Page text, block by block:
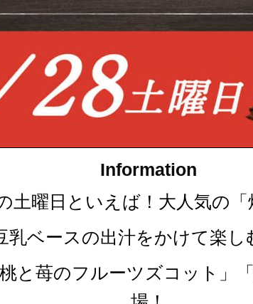
Information
曜日といえば！大人気の「
ベースの出汁をかけて楽し
と苺のフルーツズコット」